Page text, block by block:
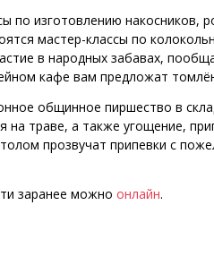
по изготовлению накосников,
мастер-классы по
в народных забавах,
кафе вам предложат
общинное пиршество в
на траве, а также угощение,
прозвучат припевки с
заранее можно онлайн.